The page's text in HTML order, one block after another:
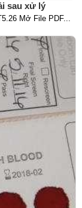
sau xử lý
Mở File PDF...